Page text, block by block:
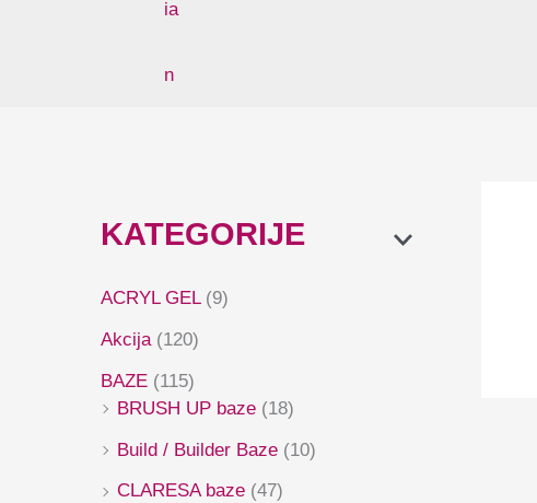
KATEGORIJE
ACRYL GEL (9)
Akcija (120)
BAZE (115)
BRUSH UP baze (18)
Build / Builder Baze (10)
CLARESA baze (47)